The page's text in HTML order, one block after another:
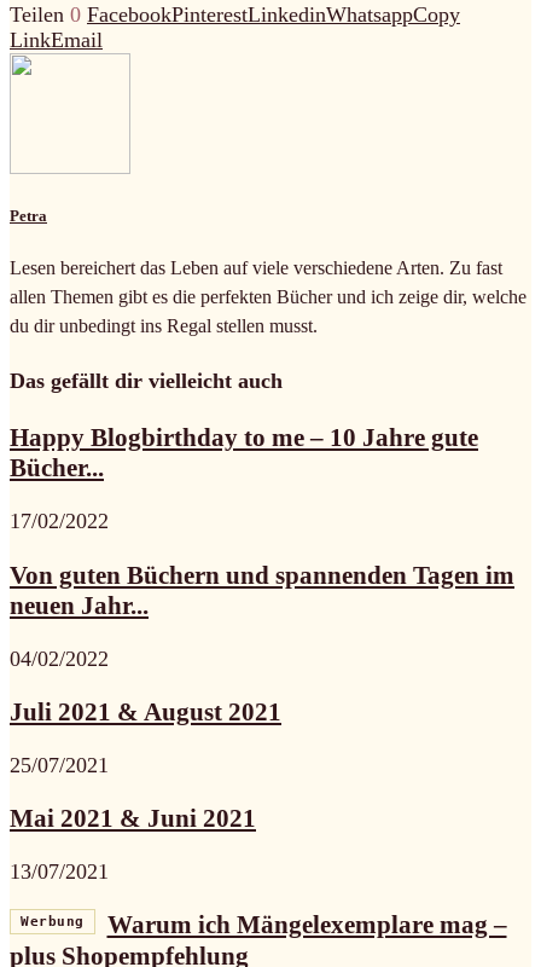
Teilen 0 FacebookPinterestLinkedinWhatsappCopy
LinkEmail
Petra
Lesen bereichert das Leben auf viele verschiedene Arten. Zu fast
allen Themen gibt es die perfekten Bücher und ich zeige dir, welche
du dir unbedingt ins Regal stellen musst.
Das gefällt dir vielleicht auch
Happy Blogbirthday to me – 10 Jahre gute
Bücher...
17/02/2022
Von guten Büchern und spannenden Tagen im
neuen Jahr...
04/02/2022
Juli 2021 & August 2021
25/07/2021
Mai 2021 & Juni 2021
13/07/2021
Werbung
Warum ich Mängelexemplare mag –
plus Shopempfehlung